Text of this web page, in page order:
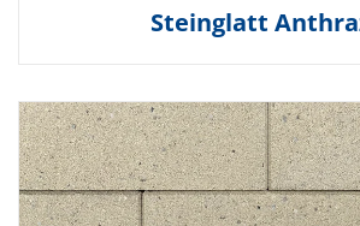
Steinglatt